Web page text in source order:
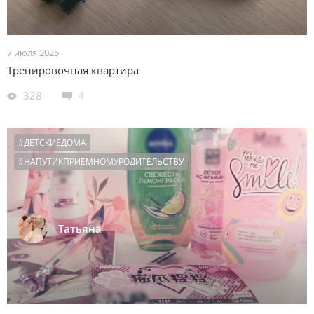
7 июля 2025
Тренировочная квартира
328
4
Татьяна
#ДЕТСКИЕДОМА
#НАПУТИКПРИЕМНОМУРОДИТЕЛЬСТВУ